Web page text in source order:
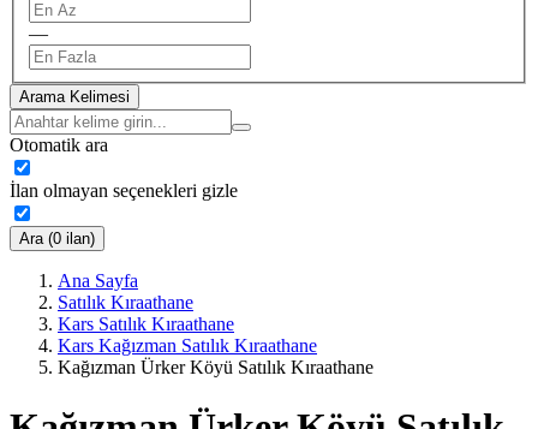
—
Arama Kelimesi
Otomatik ara
İlan olmayan seçenekleri gizle
Ara (0 ilan)
Ana Sayfa
Satılık Kıraathane
Kars Satılık Kıraathane
Kars Kağızman Satılık Kıraathane
Kağızman Ürker Köyü Satılık Kıraathane